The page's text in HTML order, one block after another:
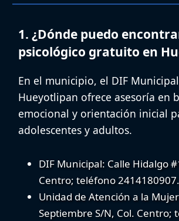
1. ¿Dónde puedo
psicológico gratuito en
En el municipio, el DIF
Hueyotlipan ofrece asesoría en
emocional y orientación inicial
adolescentes y adultos.
DIF Municipal: Calle Hidalgo
Centro; teléfono 2414180907.
Unidad de Atención a la Mujer
Septiembre S/N, Col. Centro;